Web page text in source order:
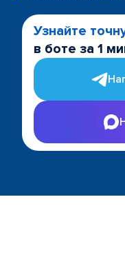
Узнайте
в боте за 1